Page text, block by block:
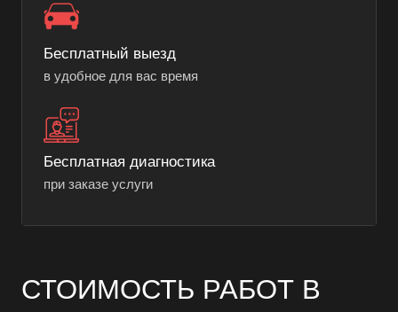
Бесплатный выезд
в удобное для вас время
Бесплатная диагностика
при заказе услуги
СТОИМОСТЬ РАБОТ В